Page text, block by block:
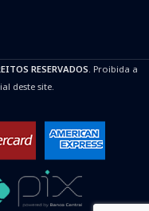
RESERVADOS. Proibida a
deste site.